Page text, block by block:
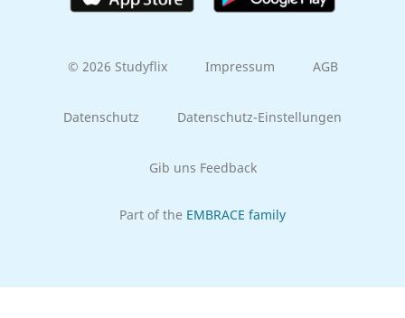
© 2026 Studyflix Impressum AGB
Datenschutz Datenschutz-Einstellungen
Gib uns Feedback
Part of the EMBRACE family